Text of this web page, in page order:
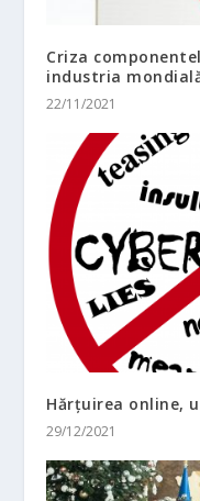
Criza
industria
22/11/2021
Hărțuirea online,
29/12/2021